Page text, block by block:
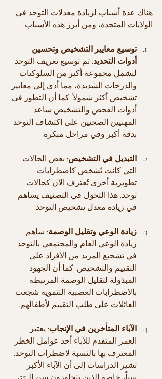
هناك عدة أسباب لزيادة معدلات التوحد في
الولايات المتحدة، ومن أبرز هذه الأسباب
توسيع معايير التشخيص وتحسين
أدوات التحديد: تم توسيع تعريف التوحد
ليشمل مجموعة أكبر من السلوكيات
والدرجات الشديدة، مما أدى إلى معايير
تشخيص أكثر شمولاً. كما أن التطور في
أدوات الفحص والتشخيص ساعد
المهنيين الصحيين على اكتشاف التوحد
بدقة أكبر وفي مراحل مبكرة.
التبديل في التشخيص: بعض الحالات
التي كانت تُشخص كاضطرابات
تطويرية أخرى تُعترف الآن كحالات
توحد. هذا التحول في التصنيف يساهم
في زيادة معدل تشخيص التوحد.
زيادة الوعي وتقليل الوصمة: ساهم
زيادة الوعي العام والمجتمعي بالتوحد
في تشجيع المزيد من الأفراد على
التقييم والتشخيص. كما أن الجهود
المبذولة لتقليل الوصمة المرتبطة
بالاضطرابات العصبية التنموية شجعت
العائلات على طلب التقييم لأطفالهم.
الآباء المتأخرين في الإنجاب: يعتبر
العمر المتقدم للآباء أحد عوامل الخطر
المعترف بها بالنسبة لاضطراب التوحد.
تشير الدراسات إلى أن الآباء الأكبر